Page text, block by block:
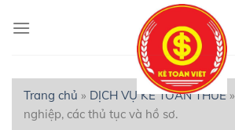
Trang chủ » DỊCH VỤ KẾ TOÁN THUẾ»
nghiệp, các thủ tục và hồ sơ.